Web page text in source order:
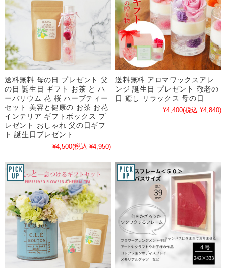
送料無料 母の日 プレゼント 父
の日 誕生日 ギフト お茶 と ハ
ーバリウム 花 桜 ハーブティー
セット 美容と健康の お茶 お花
インテリア ギフトボックス プ
レゼント おしゃれ 父の日ギフ
ト 誕生日プレゼント
¥4,500(税込 ¥4,950)
送料無料 アロマワックスアレ
ンジ 誕生日 プレゼント 敬老の
日 癒し リラックス 母の日
¥4,400(税込 ¥4,840)